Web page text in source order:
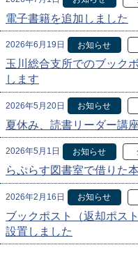
電子書籍を追加しました
2026年6月19日 お知らせ
玉川総合支所でのブック
します
2026年5月20日 お知らせ
夏休み、読書リーダー講
2026年5月1日 お知らせ
らぷらす図書室で借りた
2026年2月16日 お知らせ
ブックポスト（返却ポス
設置しました